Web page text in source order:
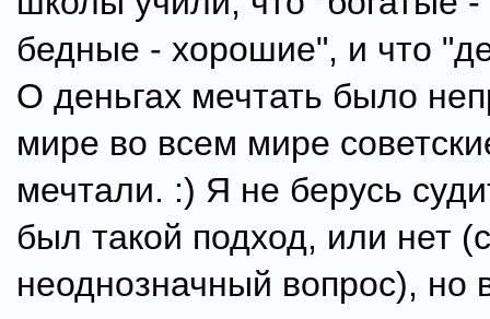
бедные - хорошие", и что
О деньгах мечтать было
мире во всем мире
мечтали. :) Я не берусь
был такой подход, или нет
неоднозначный вопрос), но